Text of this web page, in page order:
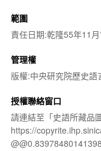
範圍
責任日期:乾隆55年11月
管理權
版權:中央研究院歷史語
授權聯絡窗口
請連結至「史語所藏品
https://